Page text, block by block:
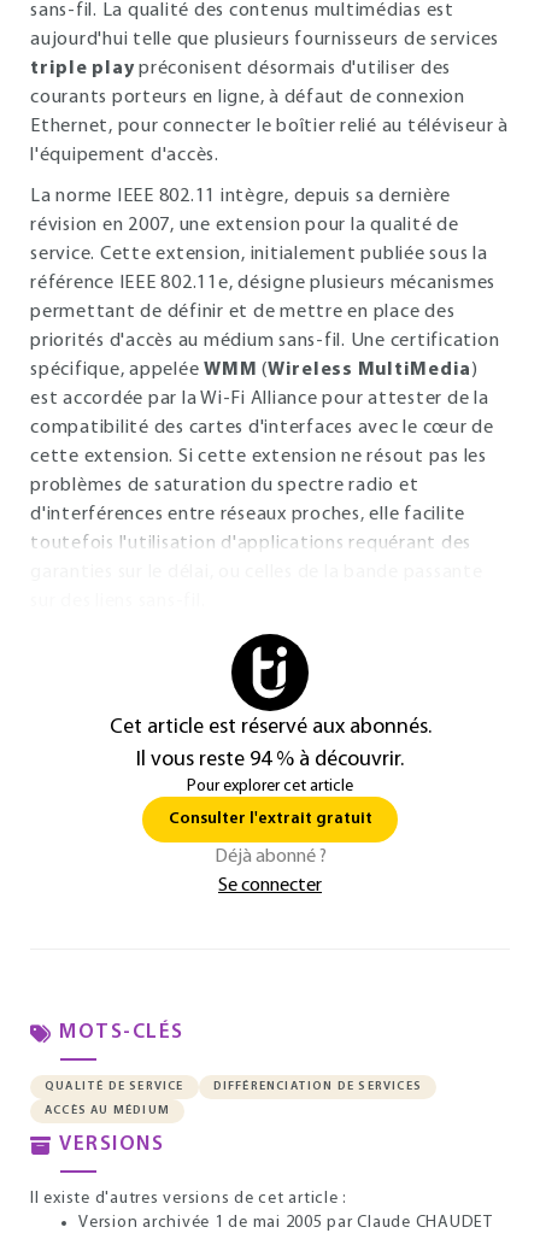
sans-fil. La qualité des contenus multimédias est
aujourd'hui telle que plusieurs fournisseurs de services
triple playpréconisent désormais d'utiliser des
courants porteurs en ligne, à défaut de connexion
Ethernet, pour connecter le boîtier relié au téléviseur à
l'équipement d'accès.
La norme IEEE 802.11 intègre, depuis sa dernière
révision en 2007, une extension pour la qualité de
service. Cette extension, initialement publiée sous la
référence IEEE 802.11e, désigne plusieurs mécanismes
permettant de définir et de mettre en place des
priorités d'accès au médium sans-fil. Une certification
spécifique, appelée WMM (Wireless MultiMedia)
est accordée par la Wi-Fi Alliance pour attester de la
compatibilité des cartes d'interfaces avec le cœur de
cette extension. Si cette extension ne résout pas les
problèmes de saturation du spectre radio et
d'interférences entre réseaux proches, elle facilite
toutefois l'utilisation d'applications requérant des
Cet article est réservé aux abonnés.
Il vous reste 94 % à découvrir.
Pour explorer cet article
Consulter l'extrait gratuit
Déjà abonné ?
Se connecter
MOTS-CLÉS
QUALITÉ DE SERVICE
DIFFÉRENCIATION DE SERVICES
ACCÈS AU MÉDIUM
VERSIONS
Il existe d'autres versions de cet article :
Version archivée 1 de mai 2005 par Claude CHAUDET